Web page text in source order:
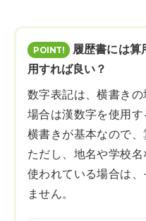
履歴書には算
用すれば良い？
数字表記は、横書き
場合は漢数字を使用
横書きが基本なので、
ただし、地名や学校
使われている場合は
ません。